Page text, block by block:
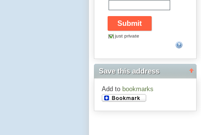
just private
Save this address
Add to bookmarks